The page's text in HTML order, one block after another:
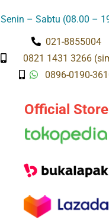
Senin – Sabtu (08.00 –
021-8855004
0821 1431 3266
0896-0190-
Official Store